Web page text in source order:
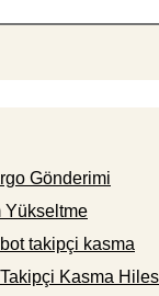
Gönderimi
Yükseltme
takipçi kasma
Kasma